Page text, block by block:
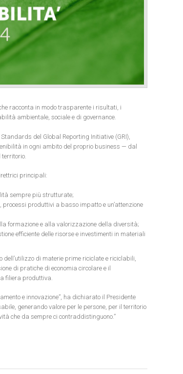
racconta in modo trasparente i risultati, i
ambientale, sociale e di governance.
del Global Reporting Initiative (GRI),
in ogni ambito del proprio business — dal
principali:
sempre più strutturate;
produttivi a basso impatto e un’attenzione
formazione e alla valorizzazione della diversità;
efficiente delle risorse e investimenti in materiali
dell’utilizzo di materie prime riciclate e riciclabili,
di pratiche di economia circolare e il
filiera produttiva.
e innovazione”, ha dichiarato il Presidente
generando valore per le persone, per il territorio
che da sempre ci contraddistinguono.”